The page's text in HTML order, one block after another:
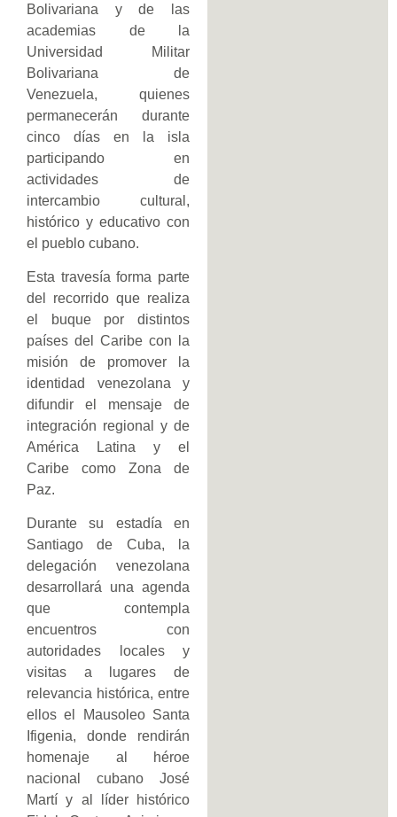
Bolivariana y de las
academias de la
Universidad Militar
Bolivariana de
Venezuela, quienes
permanecerán durante
cinco días en la isla
participando en
actividades de
intercambio cultural,
histórico y educativo con
el pueblo cubano.
Esta travesía forma parte
del recorrido que realiza
el buque por distintos
países del Caribe con la
misión de promover la
identidad venezolana y
difundir el mensaje de
integración regional y de
América Latina y el
Caribe como Zona de
Paz.
Durante su estadía en
Santiago de Cuba, la
delegación venezolana
desarrollará una agenda
que contempla
encuentros con
autoridades locales y
visitas a lugares de
relevancia histórica, entre
ellos el Mausoleo Santa
Ifigenia, donde rendirán
homenaje al héroe
nacional cubano José
Martí y al líder histórico